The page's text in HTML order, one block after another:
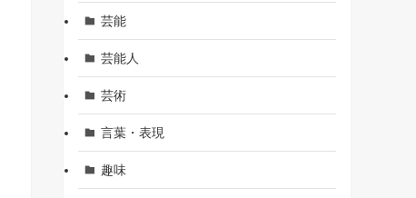
芸能
芸能人
芸術
言葉・表現
趣味